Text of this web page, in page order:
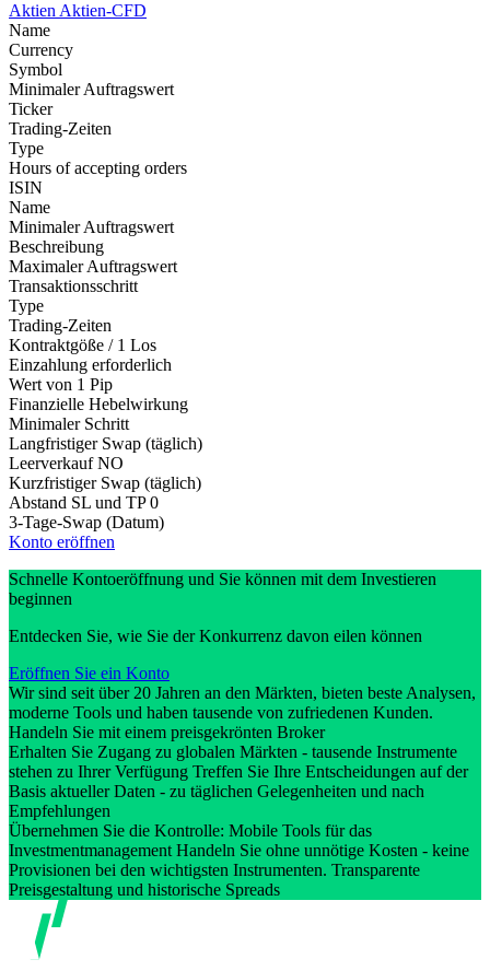
Aktien Aktien-CFD
Name
Currency
Symbol
Minimaler Auftragswert
Ticker
Trading-Zeiten
Type
Hours of accepting orders
ISIN
Name
Minimaler Auftragswert
Beschreibung
Maximaler Auftragswert
Transaktionsschritt
Type
Trading-Zeiten
Kontraktgöße / 1 Los
Einzahlung erforderlich
Wert von 1 Pip
Finanzielle Hebelwirkung
Minimaler Schritt
Langfristiger Swap (täglich)
Leerverkauf NO
Kurzfristiger Swap (täglich)
Abstand SL und TP 0
3-Tage-Swap (Datum)
Konto eröffnen
Schnelle Kontoeröffnung und Sie können mit dem Investieren
beginnen
Entdecken Sie, wie Sie der Konkurrenz davon eilen können
Eröffnen Sie ein Konto
Wir sind seit über 20 Jahren an den Märkten, bieten beste Analysen,
moderne Tools und haben tausende von zufriedenen Kunden.
Handeln Sie mit einem preisgekrönten Broker
Erhalten Sie Zugang zu globalen Märkten - tausende Instrumente
stehen zu Ihrer Verfügung Treffen Sie Ihre Entscheidungen auf der
Basis aktueller Daten - zu täglichen Gelegenheiten und nach
Empfehlungen
Übernehmen Sie die Kontrolle: Mobile Tools für das
Investmentmanagement Handeln Sie ohne unnötige Kosten - keine
Provisionen bei den wichtigsten Instrumenten. Transparente
Preisgestaltung und historische Spreads